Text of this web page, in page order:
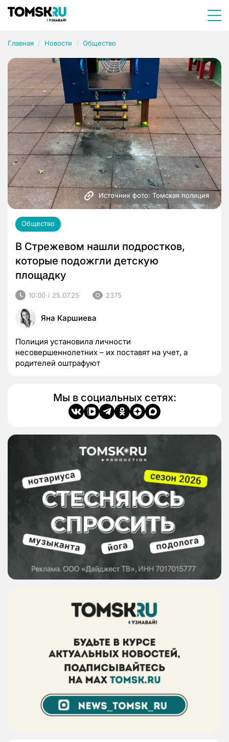
Главная Новости Общество
Источник фото: Томская полиция
Общество
В Стрежевом нашли подростков,
которые подожгли детскую
площадку
10:00 / 25.07.25 2375
Яна Каршиева
Полиция установила личности
несовершеннолетних – их поставят на учет, а
родителей оштрафуют
Мы в социальных сетях: